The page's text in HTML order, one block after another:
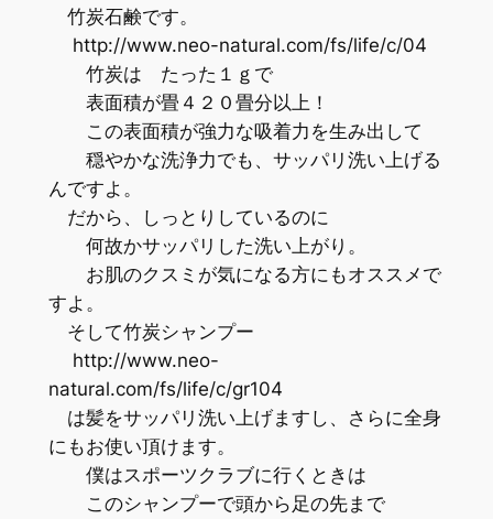
竹炭石鹸です。
http://www.neo-natural.com/fs/life/c/04
竹炭は たった１ｇで
表面積が畳４２０畳分以上！
この表面積が強力な吸着力を生み出して
穏やかな洗浄力でも、サッパリ洗い上げる
んですよ。
だから、しっとりしているのに
何故かサッパリした洗い上がり。
お肌のクスミが気になる方にもオススメで
すよ。
そして竹炭シャンプー
http://www.neo-
natural.com/fs/life/c/gr104
は髪をサッパリ洗い上げますし、さらに全身
にもお使い頂けます。
僕はスポーツクラブに行くときは
このシャンプーで頭から足の先まで